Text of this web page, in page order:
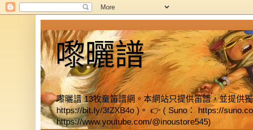
嚟曬譜
嚟曬譜 13牧童笛譜網。本網站只提供笛譜，並提
https://bit.ly/3fZXB4o )。 👉 ( Suno： https://
https://www.youtube.com/@inoustore545)